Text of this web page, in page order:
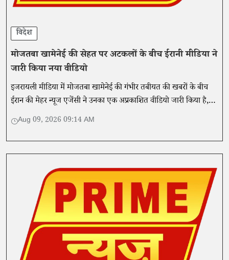
विदेश
मोजतबा खामेनेई की सेहत पर अटकलों के बीच ईरानी मीडिया ने
जारी किया नया वीडियो
इजरायली मीडिया में मोजतबा खामेनेई की गंभीर तबीयत की खबरों के बीच
ईरान की मेहर न्यूज एजेंसी ने उनका एक अप्रकाशित वीडियो जारी किया है,
जिसमें वे स्वस्थ दिखाई दे रहे हैं।
Aug 09, 2026 09:14 AM